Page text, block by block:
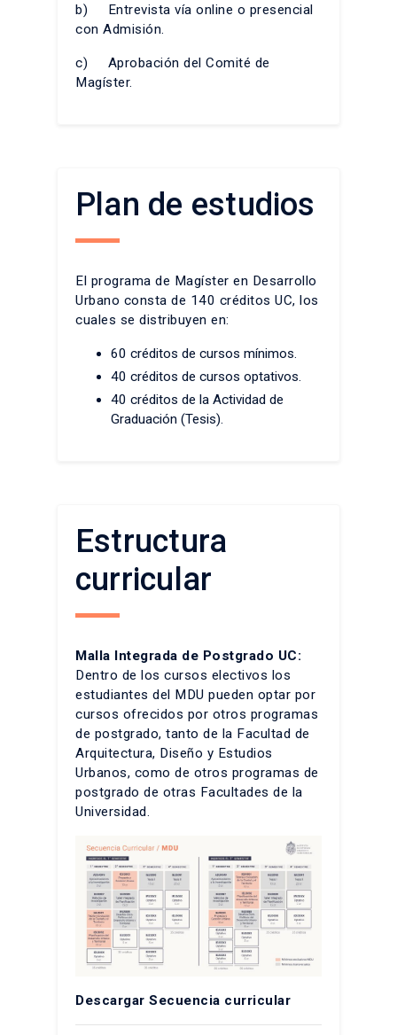
b) Entrevista vía online o presencial
con Admisión.
c) Aprobación del Comité de
Magíster.
Plan de estudios
El programa de Magíster en Desarrollo
Urbano consta de 140 créditos UC, los
cuales se distribuyen en:
60 créditos de cursos mínimos.
40 créditos de cursos optativos.
40 créditos de la Actividad de
Graduación (Tesis).
Estructura
curricular
Malla Integrada de Postgrado UC:
Dentro de los cursos electivos los
estudiantes del MDU pueden optar por
cursos ofrecidos por otros programas
de postgrado, tanto de la Facultad de
Arquitectura, Diseño y Estudios
Urbanos, como de otros programas de
postgrado de otras Facultades de la
Universidad.
Descargar Secuencia curricular